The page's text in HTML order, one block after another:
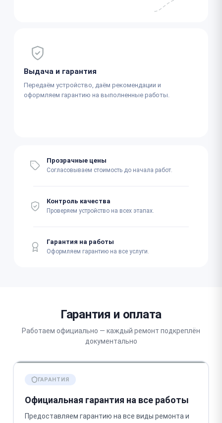
Выдача и гарантия
Передаём устройство, даём рекомендации и
оформляем гарантию на выполненные работы.
Прозрачные цены
Согласовываем стоимость до начала работ.
Контроль качества
Проверяем устройство на всех этапах.
Гарантия на работы
Оформляем гарантию на все услуги.
Гарантия и оплата
Работаем официально — каждый ремонт подкреплён
документально
ГАРАНТИЯ
Официальная гарантия на все работы
Предоставляем гарантию на все виды ремонта и